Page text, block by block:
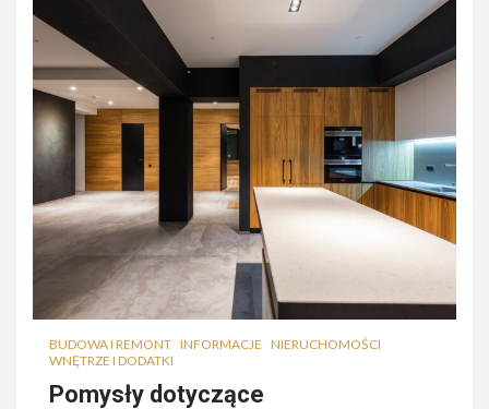
BUDOWA I REMONT INFORMACJE NIERUCHOMOŚCI
WNĘTRZE I DODATKI
Pomysły dotyczące